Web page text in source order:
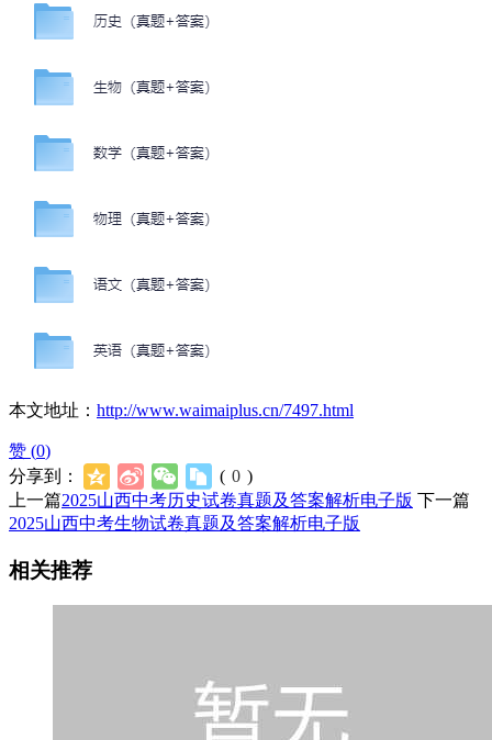
本文地址： http://www.waimaiplus.cn/7497.html
赞 (0)
分享到：
( 0 )
上一篇2025山西中考历史试卷真题及答案解析电子版 下一篇
2025山西中考生物试卷真题及答案解析电子版
相关推荐